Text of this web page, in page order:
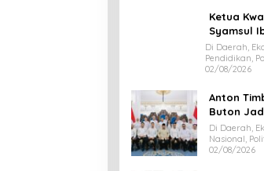
Ketua
Syamsul
Kontingen
Di Daerah,
Pendidikan,
02/08/2026
Anton
Buton
Nasional
Di Daerah,
Nasional,
02/08/2026